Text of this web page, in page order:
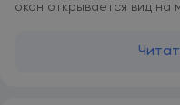
окон открывается вид на
полностью